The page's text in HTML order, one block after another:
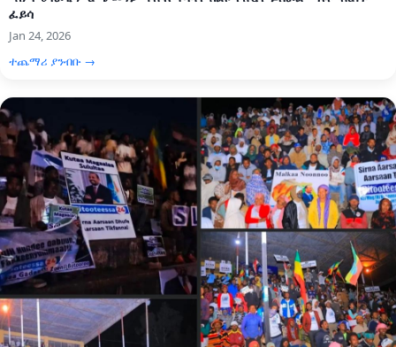
ፈይሳ
Jan 24, 2026
ተጨማሪ ያንብቡ →